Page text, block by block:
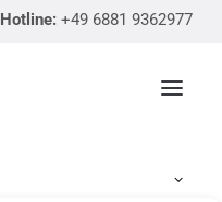
Hotline: +49 6881 9362977